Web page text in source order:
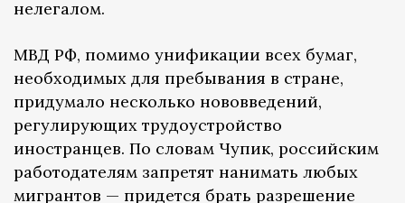
нелегалом.
МВД РФ, помимо унификации всех бумаг,
необходимых для пребывания в стране,
придумало несколько нововведений,
регулирующих трудоустройство
иностранцев. По словам Чупик, российским
работодателям запретят нанимать любых
мигрантов — придется брать разрешение